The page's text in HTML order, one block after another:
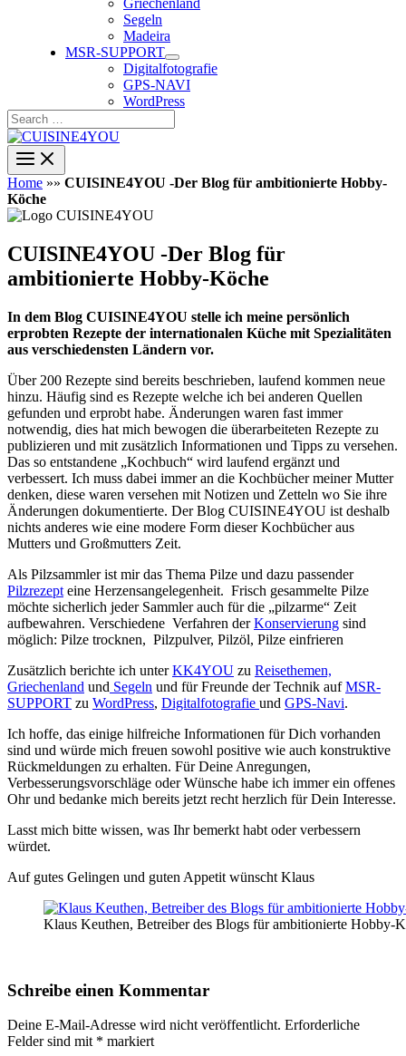
Griechenland
Segeln
Madeira
MSR-SUPPORT
Digitalfotografie
GPS-NAVI
WordPress
Search
…
Home »» CUISINE4YOU -Der Blog für ambitionierte Hobby-
Köche
CUISINE4YOU -Der Blog für
ambitionierte Hobby-Köche
In dem Blog CUISINE4YOU stelle ich meine persönlich
erprobten Rezepte der internationalen Küche mit Spezialitäten
aus verschiedensten Ländern vor.
Über 200 Rezepte sind bereits beschrieben, laufend kommen neue
hinzu. Häufig sind es Rezepte welche ich bei anderen Quellen
gefunden und erprobt habe. Änderungen waren fast immer
notwendig, dies hat mich bewogen die überarbeiteten Rezepte zu
publizieren und mit zusätzlich Informationen und Tipps zu versehen.
Das so entstandene „Kochbuch“ wird laufend ergänzt und
verbessert. Ich muss dabei immer an die Kochbücher meiner Mutter
denken, diese waren versehen mit Notizen und Zetteln wo Sie ihre
Änderungen dokumentierte. Der Blog CUISINE4YOU ist deshalb
nichts anderes wie eine modere Form dieser Kochbücher aus
Mutters und Großmutters Zeit.
Als Pilzsammler ist mir das Thema Pilze und dazu passender
Pilzrezept eine Herzensangelegenheit. Frisch gesammelte Pilze
möchte sicherlich jeder Sammler auch für die „pilzarme“ Zeit
aufbewahren. Verschiedene Verfahren derKonservierung sind
möglich: Pilze trocknen, Pilzpulver, Pilzöl, Pilze einfrieren
Zusätzlich berichte ich unterKK4YOU zu Reisethemen,
Griechenland und Segeln und für Freunde der Technik aufMSR-
SUPPORT zu WordPress, Digitalfotografie und GPS-Navi.
Ich hoffe, das einige hilfreiche Informationen für Dich vorhanden
sind und würde mich freuen sowohl positive wie auch konstruktive
Rückmeldungen zu erhalten. Für Deine Anregungen,
Verbesserungsvorschläge oder Wünsche habe ich immer ein offenes
Ohr und bedanke mich bereits jetzt recht herzlich für Dein Interesse.
Lasst mich bitte wissen, was Ihr bemerkt habt oder verbessern
würdet.
Auf gutes Gelingen und guten Appetit wünscht Klaus
Klaus Keuthen, Betreiber des Blogs für ambitionierte Hobby-
Schreibe einen Kommentar
Deine E-Mail-Adresse wird nicht veröffentlicht. Erforderliche
Felder sind mit * markiert